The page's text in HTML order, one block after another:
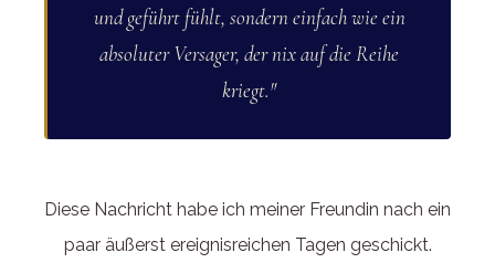
und geführt fühlt, sondern einfach wie ein
absoluter Versager, der nix auf die Reihe
kriegt."
Diese Nachricht habe ich meiner Freundin nach ein
paar äußerst ereignisreichen Tagen geschickt.